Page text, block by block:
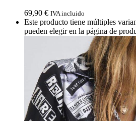
69,90 € IVA incluido
Este producto tiene múltiples
pueden elegir en la página de